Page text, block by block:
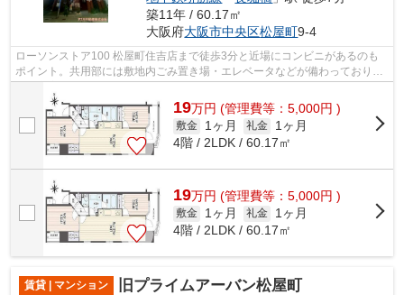
築11年 / 60.17㎡
大阪府大阪市中央区松屋町9-4
ローソンストア100 松屋町住吉店まで徒歩3分と近場にコンビニがあるのも
ポイント。共用部には敷地内ごみ置き場・エレベータなどが備わっておりと
ても充実しています。こちらはマンショ...
19万円 (管理費等：5,000円 )
敷金 1ヶ月 礼金
1ヶ月
4階 / 2LDK / 60.17㎡
19万円 (管理費等：5,000円 )
敷金 1ヶ月 礼金
1ヶ月
4階 / 2LDK / 60.17㎡
賃貸 | マンション 旧プライムアーバン松屋町